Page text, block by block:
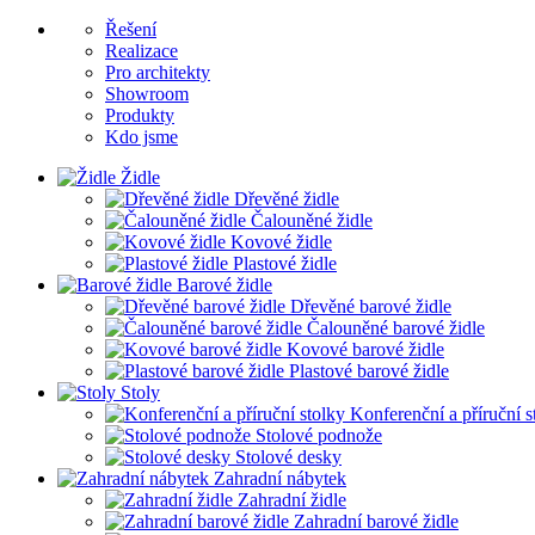
Řešení
Realizace
Pro architekty
Showroom
Produkty
Kdo jsme
Židle
Dřevěné židle
Čalouněné židle
Kovové židle
Plastové židle
Barové židle
Dřevěné barové židle
Čalouněné barové židle
Kovové barové židle
Plastové barové židle
Stoly
Konferenční a příruční
Stolové podnože
Stolové desky
Zahradní nábytek
Zahradní židle
Zahradní barové židle